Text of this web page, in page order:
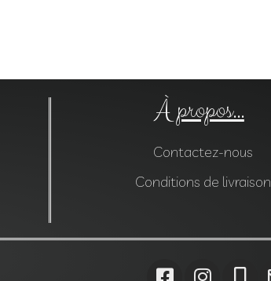
À propos...
Contactez-nous
Conditions de livraison